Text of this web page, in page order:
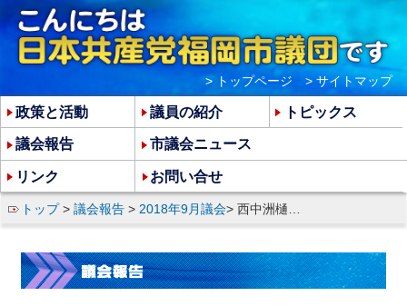
トップ> 議会報告 > 2018年9月議会> 西中洲樋口建設の突然の廃業をめぐる市の対応をただす
政策と活動 議員の紹介 トピックス
議会報告 市議会ニュース
リンク お問い合せ
> トップページ > サイトマップ